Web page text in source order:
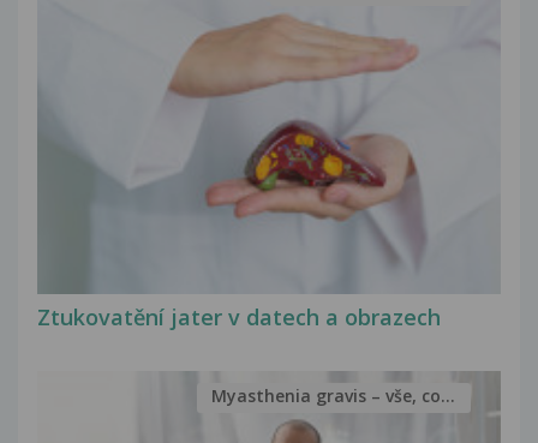
Ztukovatění jater v datech a obrazech
Myasthenia gravis – vše, co...